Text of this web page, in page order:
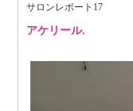
サロンレポート17
アケリール.